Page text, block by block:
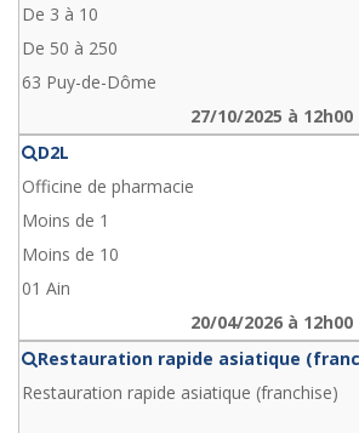
De 3 à 10
De 50 à 250
63 Puy-de-Dôme
27/10/2025 à 12h00
D2L
Officine de pharmacie
Moins de 1
Moins de 10
01 Ain
20/04/2026 à 12h00
Restauration rapide asiatique
Restauration rapide asiatique (franchise)